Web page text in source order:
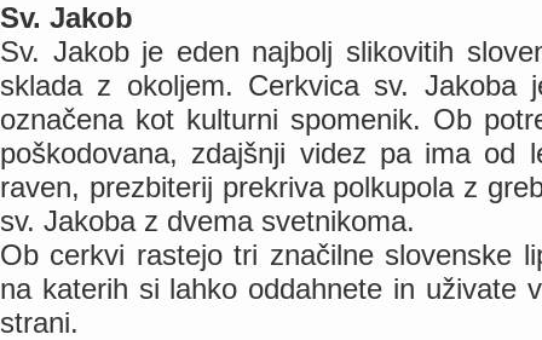
Sv. Jakob
Sv. Jakob je eden najbolj slikovitih
sklada z okoljem. Cerkvica sv.
označena kot kulturni spomenik. Ob
poškodovana, zdajšnji videz pa ima od
raven, prezbiterij prekriva polkupola z
sv. Jakoba z dvema svetnikoma.
Ob cerkvi rastejo tri značilne slovenske
na katerih si lahko oddahnete in uživate
strani.